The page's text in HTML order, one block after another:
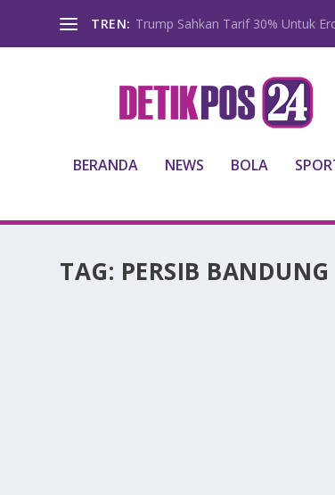
TREN: Trump Sahkan Tarif 30% Untuk
BERANDA NEWS BOLA
TAG: PERSIB BANDUNG